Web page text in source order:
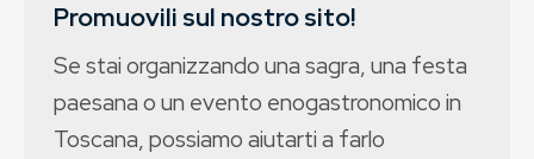
Promuovili sul nostro sito!
Se stai organizzando una sagra, una festa
paesana o un evento enogastronomico in
Toscana, possiamo aiutarti a farlo